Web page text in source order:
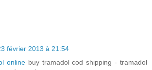
février 2013 à 21:54
onlinebuy tramadol cod shipping - tramadol